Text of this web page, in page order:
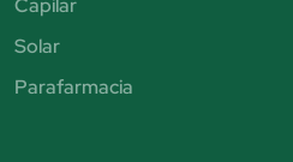
Capilar
Solar
Parafarmacia